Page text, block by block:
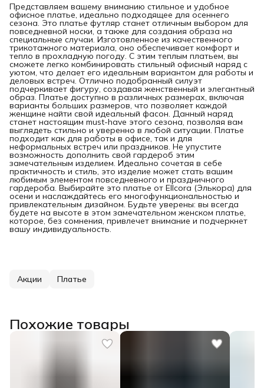
Представляем вашему вниманию стильное и удобное
офисное платье, идеально подходящее для осеннего
сезона. Это платье футляр станет отличным выбором для
повседневной носки, а также для создания образа на
специальные случаи. Изготовленное из качественного
трикотажного материала, оно обеспечивает комфорт и
тепло в прохладную погоду. С этим теплым платьем, вы
сможете легко комбинировать стильный офисный наряд с
уютом, что делает его идеальным вариантом для работы и
деловых встреч. Отлично подобранный силуэт
подчеркивает фигуру, создавая женственный и элегантный
образ. Платье доступно в различных размерах, включая
варианты больших размеров, что позволяет каждой
женщине найти свой идеальный фасон. Данный наряд
станет настоящим must-have этого сезона, позволяя вам
выглядеть стильно и уверенно в любой ситуации. Платье
подходит как для работы в офисе, так и для
неформальных встреч или праздников. Не упустите
возможность дополнить свой гардероб этим
замечательным изделием. Идеально сочетая в себе
практичность и стиль, это изделие может стать вашим
любимым элементом повседневного и праздничного
гардероба. Выбирайте это платье от Ellcora (Элькора) для
осени и наслаждайтесь его многофункциональностью и
привлекательным дизайном. Будьте уверены: вы всегда
будете на высоте в этом замечательном женском платье,
которое, без сомнения, привлечет внимание и подчеркнет
вашу индивидуальность.
Акции Платье
Похожие товары